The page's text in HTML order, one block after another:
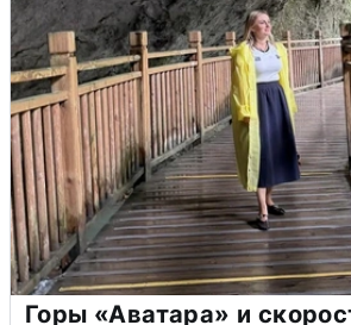
Горы «Аватара» и